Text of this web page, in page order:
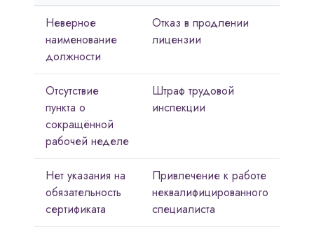
Неверное
наименование
должности
Отказ в продлении
лицензии
Отсутствие
пункта о
сокращённой
рабочей неделе
Штраф трудовой
инспекции
Нет указания на
обязательность
сертификата
Привлечение к работе
неквалифицированного
специалиста